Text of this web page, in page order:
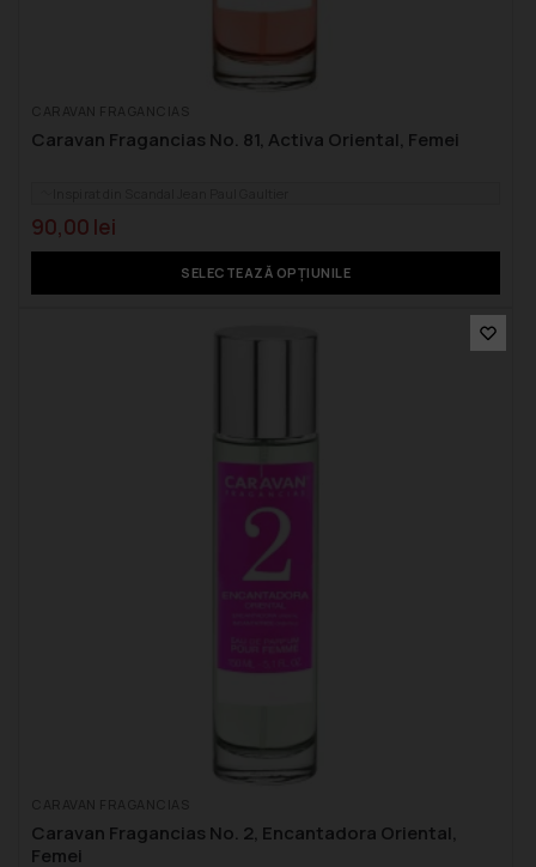
Caravan Fragancias No. 81, Activa Oriental, Femei
90,00 lei
SELECTEAZĂ OPȚIUNILE
Caravan Fragancias No. 2, Encantadora Oriental,
Femei